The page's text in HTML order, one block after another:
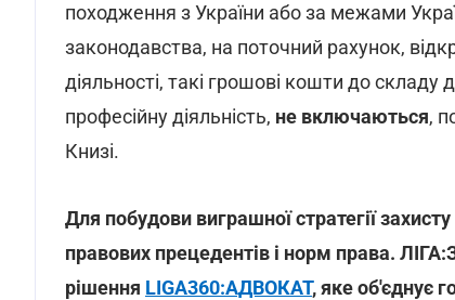
походження з України або за межами
законодавства, на поточний рахунок,
діяльності, такі грошові кошти до
професійну діяльність, не включаються,
Книзі.
Для побудови виграшної стратегії
правових прецедентів і норм права.
рішення LIGA360:АДВОКАТ, яке об'єднує